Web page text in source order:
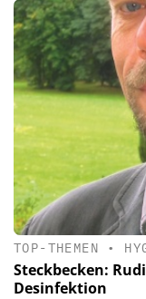
TOP-THEMEN •
Steckbecken:
Desinfektion